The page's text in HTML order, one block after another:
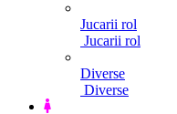
Jucarii rol
Jucarii rol
Diverse
Diverse